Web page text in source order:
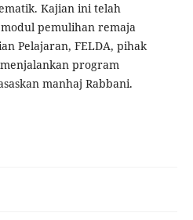
Kajian ini telah
pemulihan remaja
Pelajaran, FELDA, pihak
program
manhaj Rabbani.